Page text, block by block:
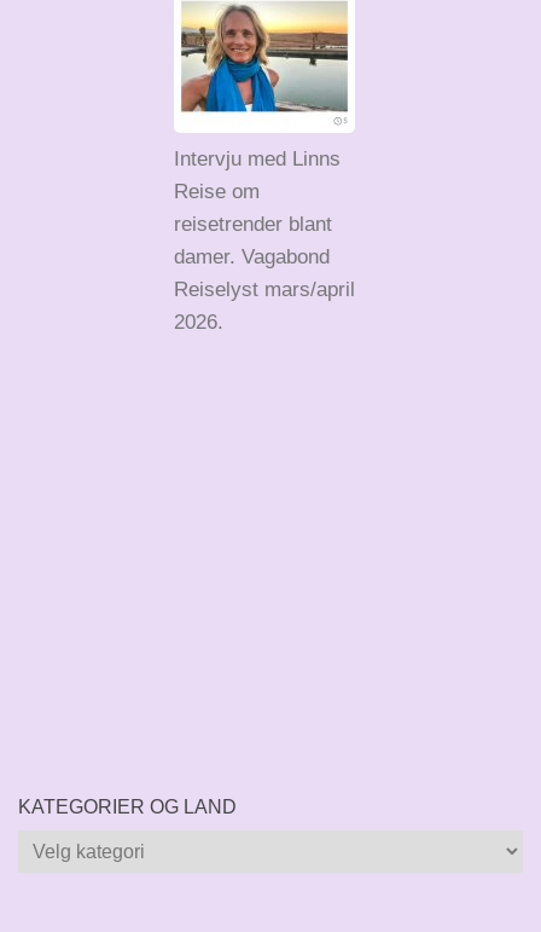
Intervju med Linns
Reise om
reisetrender blant
damer. Vagabond
Reiselyst mars/april
2026.
KATEGORIER OG LAND
Kategorier